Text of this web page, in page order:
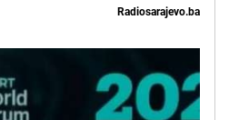
Radiosarajevo.ba